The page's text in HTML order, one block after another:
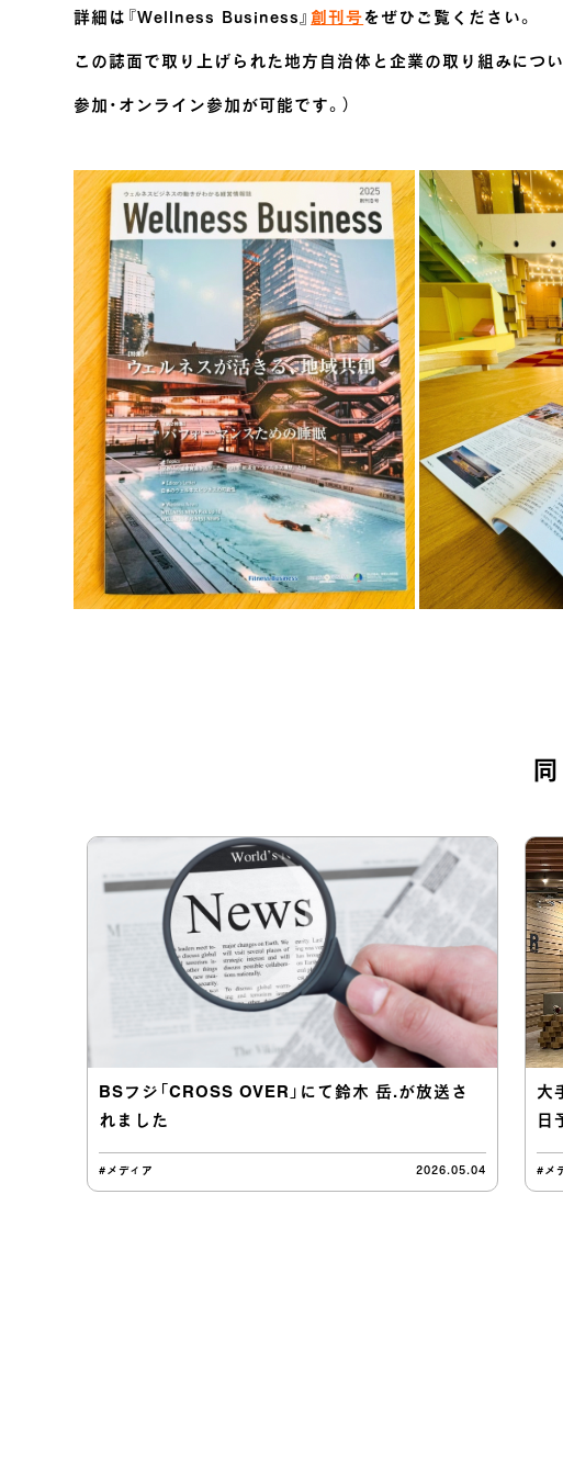
詳細は『Wellness Business』 創刊号をぜひご覧ください。
この誌面で取り上げられた地方自治体と企業の取り組みにつ
参加・オンライン参加が可能です。）
BSフジ「CROSS OVER」にて鈴木 岳.が放送さ
れました
#メディア 2026.05.04
大
日
#メ